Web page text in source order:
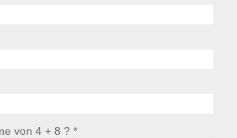
von 4 + 8 ? *